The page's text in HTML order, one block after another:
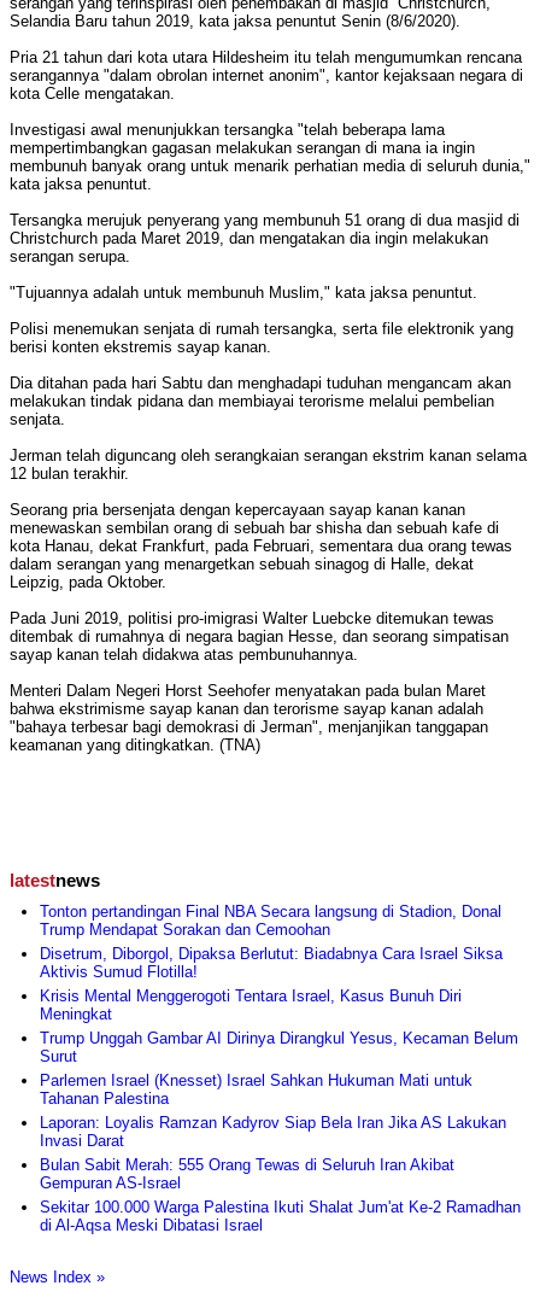
Selandia Baru tahun 2019, kata jaksa penuntut Senin (8/6/2020).
Pria 21 tahun dari kota utara Hildesheim itu telah mengumumkan rencana
serangannya "dalam obrolan internet anonim", kantor kejaksaan negara di
kota Celle mengatakan.
Investigasi awal menunjukkan tersangka "telah beberapa lama
mempertimbangkan gagasan melakukan serangan di mana ia ingin
membunuh banyak orang untuk menarik perhatian media di seluruh dunia,"
kata jaksa penuntut.
Tersangka merujuk penyerang yang membunuh 51 orang di dua masjid di
Christchurch pada Maret 2019, dan mengatakan dia ingin melakukan
serangan serupa.
"Tujuannya adalah untuk membunuh Muslim," kata jaksa penuntut.
Polisi menemukan senjata di rumah tersangka, serta file elektronik yang
berisi konten ekstremis sayap kanan.
Dia ditahan pada hari Sabtu dan menghadapi tuduhan mengancam akan
melakukan tindak pidana dan membiayai terorisme melalui pembelian
senjata.
Jerman telah diguncang oleh serangkaian serangan ekstrim kanan selama
12 bulan terakhir.
Seorang pria bersenjata dengan kepercayaan sayap kanan kanan
menewaskan sembilan orang di sebuah bar shisha dan sebuah kafe di
kota Hanau, dekat Frankfurt, pada Februari, sementara dua orang tewas
dalam serangan yang menargetkan sebuah sinagog di Halle, dekat
Leipzig, pada Oktober.
Pada Juni 2019, politisi pro-imigrasi Walter Luebcke ditemukan tewas
ditembak di rumahnya di negara bagian Hesse, dan seorang simpatisan
sayap kanan telah didakwa atas pembunuhannya.
Menteri Dalam Negeri Horst Seehofer menyatakan pada bulan Maret
bahwa ekstrimisme sayap kanan dan terorisme sayap kanan adalah
"bahaya terbesar bagi demokrasi di Jerman", menjanjikan tanggapan
keamanan yang ditingkatkan. (TNA)
latestnews
Tonton pertandingan Final NBA Secara langsung di Stadion, Donal
Trump Mendapat Sorakan dan Cemoohan
Disetrum, Diborgol, Dipaksa Berlutut: Biadabnya Cara Israel Siksa
Aktivis Sumud Flotilla!
Krisis Mental Menggerogoti Tentara Israel, Kasus Bunuh Diri
Meningkat
Trump Unggah Gambar AI Dirinya Dirangkul Yesus, Kecaman Belum
Surut
Parlemen Israel (Knesset) Israel Sahkan Hukuman Mati untuk
Tahanan Palestina
Laporan: Loyalis Ramzan Kadyrov Siap Bela Iran Jika AS Lakukan
Invasi Darat
Bulan Sabit Merah: 555 Orang Tewas di Seluruh Iran Akibat
Gempuran AS-Israel
Sekitar 100.000 Warga Palestina Ikuti Shalat Jum'at Ke-2 Ramadhan
di Al-Aqsa Meski Dibatasi Israel
News Index »